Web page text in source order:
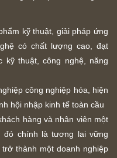
kỹ thuật, giải pháp ứng
có chất lượng cao, đạt
thuật, công nghệ, năng
công nghiệp hóa, hiện
hội nhập kinh tế toàn cầu
hàng và nhân viên một
đó chính là tương lai vững
thành một doanh nghiệp